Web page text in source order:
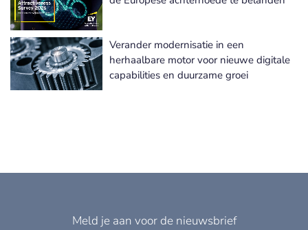
Verander modernisatie in een
herhaalbare motor voor nieuwe digitale
capabilities en duurzame groei
Meld je aan voor de nieuwsbrief